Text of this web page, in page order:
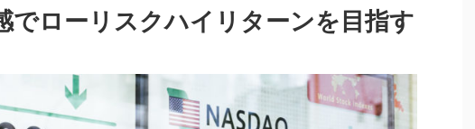
でローリスクハイリターンを目指す